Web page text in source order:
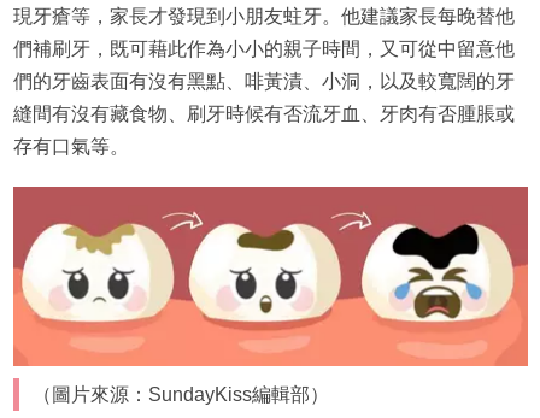
現牙瘡等，家長才發現到小朋友蛀牙。他建議家長每晚替他
們補刷牙，既可藉此作為小小的親子時間，又可從中留意他
們的牙齒表面有沒有黑點、啡黃漬、小洞，以及較寬闊的牙
縫間有沒有藏食物、刷牙時候有否流牙血、牙肉有否腫脹或
存有口氣等。
（圖片來源：SundayKiss編輯部）